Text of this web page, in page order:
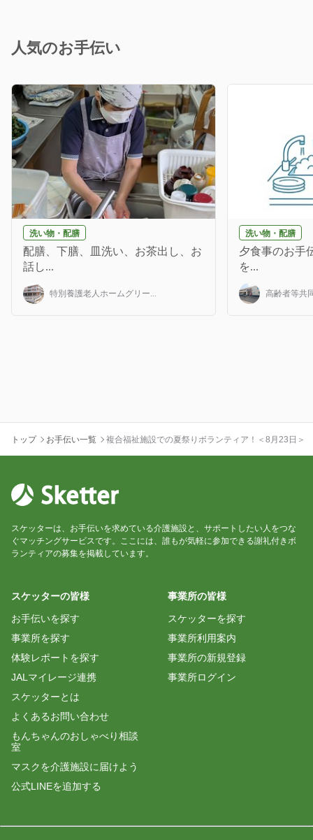
人気のお手伝い
洗い物・配膳
配膳、下膳、皿洗い、お茶出し、お
話し...
特別養護老人ホームグリー...
洗い物・配膳
夕食事のお手
を...
高齢者等共
トップ お手伝い一覧 複合福祉施設での夏祭りボランティア！＜8月23日＞
スケッターは、お手伝いを求めている介護施設と、サポートしたい人をつな
ぐマッチングサービスです。ここには、誰もが気軽に参加できる謝礼付きボ
ランティアの募集を掲載しています。
スケッターの皆様
お手伝いを探す
事業所を探す
体験レポートを探す
JALマイレージ連携
スケッターとは
よくあるお問い合わせ
もんちゃんのおしゃべり相談
室
マスクを介護施設に届けよう
公式LINEを追加する
事業所の皆様
スケッターを探す
事業所利用案内
事業所の新規登録
事業所ログイン